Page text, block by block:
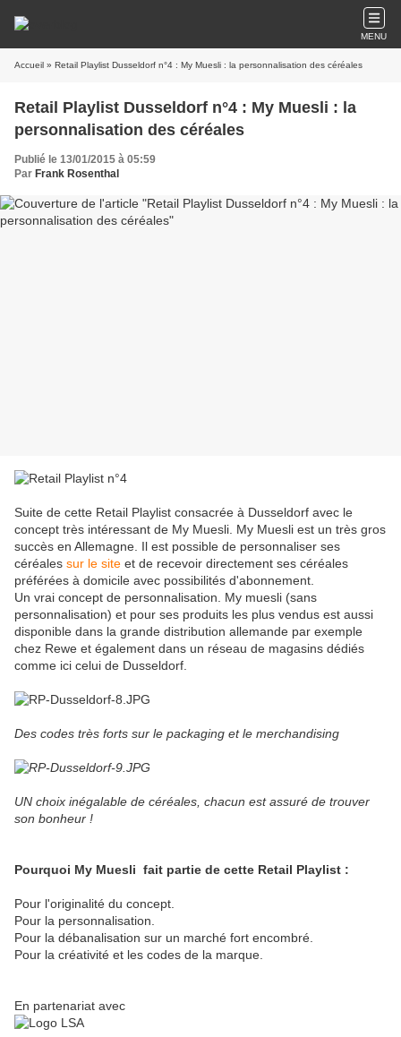
MENU
Accueil » Retail Playlist Dusseldorf n°4 : My Muesli : la personnalisation des céréales
Retail Playlist Dusseldorf n°4 : My Muesli : la
personnalisation des céréales
Publié le 13/01/2015 à 05:59
Par Frank Rosenthal
Suite de cette Retail Playlist consacrée à Dusseldorf avec le
concept très intéressant de My Muesli. My Muesli est un très gros
succès en Allemagne. Il est possible de personnaliser ses
céréales sur le site et de recevoir directement ses céréales
préférées à domicile avec possibilités d'abonnement.
Un vrai concept de personnalisation. My muesli (sans
personnalisation) et pour ses produits les plus vendus est aussi
disponible dans la grande distribution allemande par exemple
chez Rewe et également dans un réseau de magasins dédiés
comme ici celui de Dusseldorf.
Des codes très forts sur le packaging et le merchandising
UN choix inégalable de céréales, chacun est assuré de trouver
son bonheur !
Pourquoi My Muesli fait partie de cette Retail Playlist :
Pour l'originalité du concept.
Pour la personnalisation.
Pour la débanalisation sur un marché fort encombré.
Pour la créativité et les codes de la marque.
En partenariat avec